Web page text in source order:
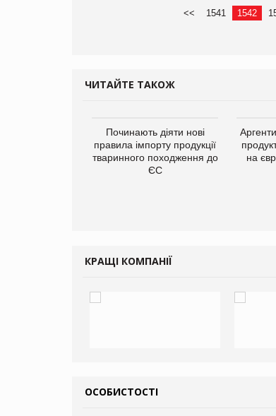
<< 1541 1542
ЧИТАЙТЕ ТАКОЖ
Починають діяти нові
правила імпорту продукції
тваринного походження до
ЄС
на
КРАЩІ КОМПАНІЇ
ОСОБИСТОСТІ